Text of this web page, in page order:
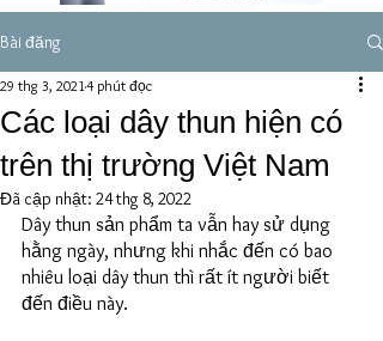
Bài đăng
Các loại dây thun hiện có
trên thị trường Việt Nam
29 thg 3, 20214 phút đọc
Đã cập nhật: 24 thg 8, 2022
Dây thun sản phẩm ta vẫn hay sử dụng
hằng ngày, nhưng khi nhắc đến có bao
nhiêu loại dây thun thì rất ít người biết
đến điều này.